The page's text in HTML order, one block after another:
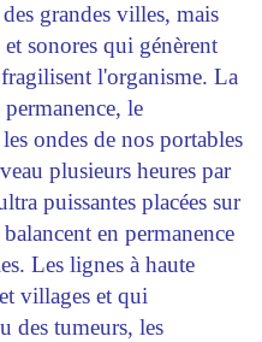
grandes villes, mais
sonores qui génèrent
l'organisme. La
le
ondes de nos portables
plusieurs heures par
puissantes placées sur
en permanence
Les lignes à haute
villages et qui
des tumeurs, les